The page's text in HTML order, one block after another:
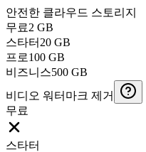
안전한 클라우드 스토리지
무료2 GB
스타터 20 GB
프로100 GB
비즈니스500 GB
비디오 워터마크 제거
무료
스타터